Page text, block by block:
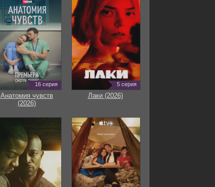
16 серия
Анатомия чувств
(2026)
5 серия
Лаки (2026)